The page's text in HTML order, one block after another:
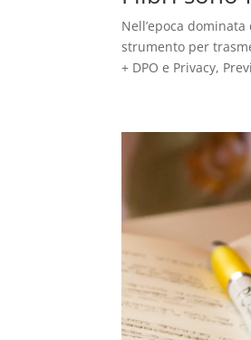
Nell’epoca
strumento per
+ DPO e Privacy,